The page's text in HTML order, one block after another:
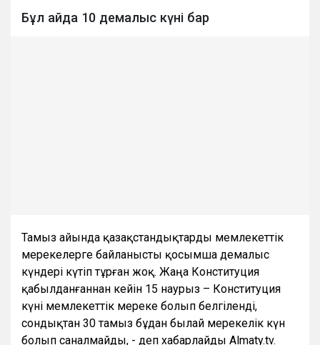
Бұл айда 10 демалыс күні бар
Тамыз айында қазақстандықтарды мемлекеттік
мерекелерге байланысты қосымша демалыс
күндері күтіп тұрған жоқ. Жаңа Конституция
қабылданғаннан кейін 15 наурыз – Конституция
күні мемлекеттік мереке болып белгіленді,
сондықтан 30 тамыз бұдан былай мерекелік күн
болып саналмайды, - деп хабарлайды Almaty.tv.